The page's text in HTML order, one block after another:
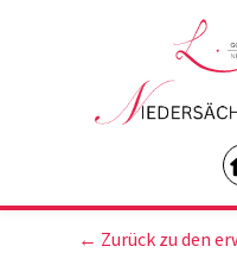
← Zurück zu den